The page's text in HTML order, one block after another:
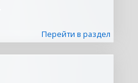
Перейти в раздел